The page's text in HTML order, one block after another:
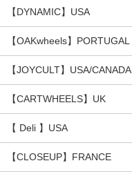
【DYNAMIC】USA
【OAKwheels】PORTUGAL
【JOYCULT】USA/CANADA
【CARTWHEELS】UK
【 Deli 】USA
【CLOSEUP】FRANCE